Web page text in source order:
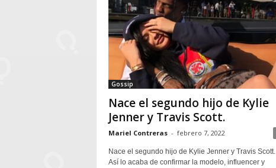
Gossip
Nace el segundo hijo de Kylie
Jenner y Travis Scott.
Mariel Contreras - febrero 7, 2022
Nace el segundo hijo de Kylie Jenner y Travis Scott.
Así lo acaba de confirmar la modelo, influencer y